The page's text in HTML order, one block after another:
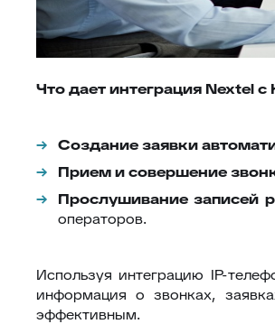
Что дает интеграция Nextel с
Создание заявки
Прием и совершение
Прослушивание записей
операторов.
Используя интеграцию IP-
информация о звонках,
эффективным.